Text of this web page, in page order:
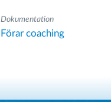
Dokumentation
Förar coaching